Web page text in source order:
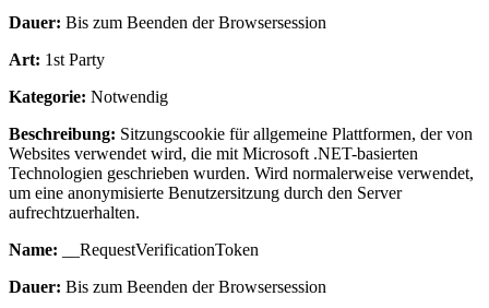
Dauer: Bis zum Beenden der Browsersession
Art: 1st Party
Kategorie: Notwendig
Beschreibung: Sitzungscookie für allgemeine Plattformen, der von
Websites verwendet wird, die mit Microsoft .NET-basierten
Technologien geschrieben wurden. Wird normalerweise verwendet,
um eine anonymisierte Benutzersitzung durch den Server
aufrechtzuerhalten.
Name: __RequestVerificationToken
Dauer: Bis zum Beenden der Browsersession